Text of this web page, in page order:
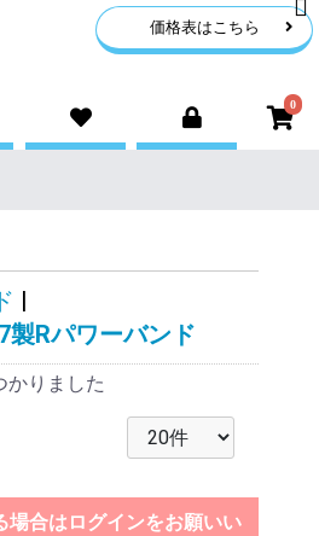
価格表はこちら
0
|
製Rパワーバンド
かりました
場合はログインをお願いい